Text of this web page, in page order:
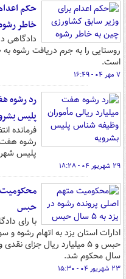
حکم
خاطر
دادگاهی
روستایی را به جرم دریافت رشوه‌
است.
۷ مهر ۰۴ - ۱۶:۴۹
رد رشوه
پلیس
فرمانده
رشوه هفت
پلیس
۲۹ شهریور ۰۴ - ۱۸:۲۸
حبس
با رای
حبس و ۵ میلیارد ریال
سال محکوم شد.
۲۳ شهریور ۰۴ - ۱۵:۳۰